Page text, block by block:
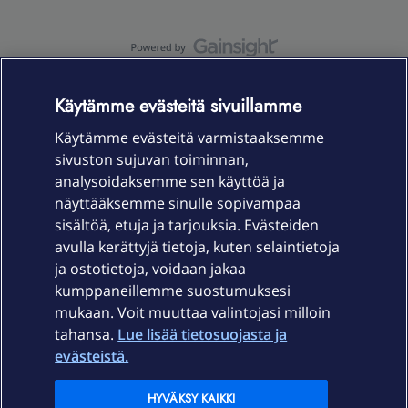
Laitteet & liittymät
Palvelut
Ajankohtaista
Elisa Oyj
Käytämme evästeitä sivuillamme
Käytämme evästeitä varmistaaksemme
sivuston sujuvan toiminnan,
analysoidaksemme sen käyttöä ja
näyttääksemme sinulle sopivampaa
sisältöä, etuja ja tarjouksia. Evästeiden
avulla kerättyjä tietoja, kuten selaintietoja
ja ostotietoja, voidaan jakaa
kumppaneillemme suostumuksesi
mukaan. Voit muuttaa valintojasi milloin
tahansa. Lue lisää tietosuojasta ja
evästeistä.
HYVÄKSY KAIKKI